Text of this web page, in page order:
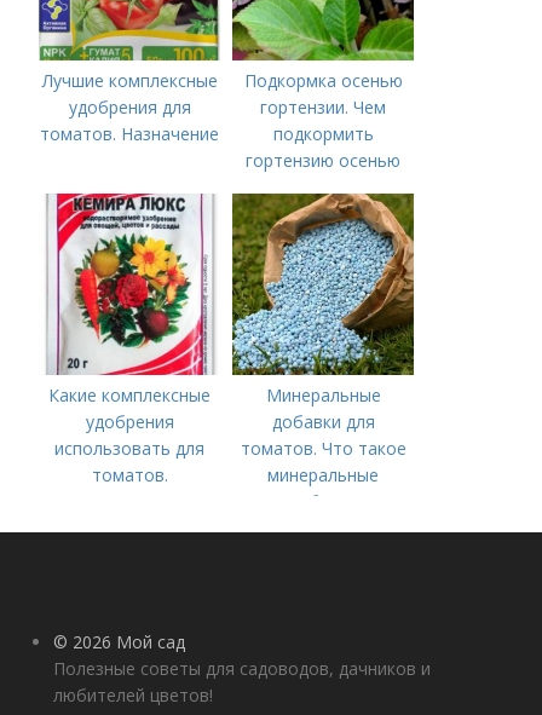
Лучшие комплексные
удобрения для
томатов. Назначение
Подкормка осенью
гортензии. Чем
подкормить
гортензию осенью
Какие комплексные
удобрения
использовать для
томатов.
комплексные
Минеральные
добавки для
томатов. Что такое
минеральные
удобрения
© 2026 Мой сад
Полезные советы для садоводов, дачников и
любителей цветов!